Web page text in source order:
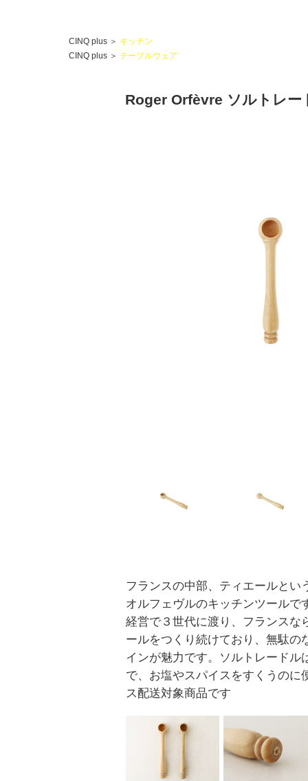
CINQ plus ＞ キッチン
CINQ plus ＞ テーブルウェア
Roger Orfèvre ソルトレー
フランスの中部、ティエールとい
オルフェヴルのキッチンツールで
経営で３世代に渡り、フランスな
ールをつくり続けており、無駄の
インが魅力です。ソルトレードル
で、お塩やスパイスをすくうの
ス配送対象商品です